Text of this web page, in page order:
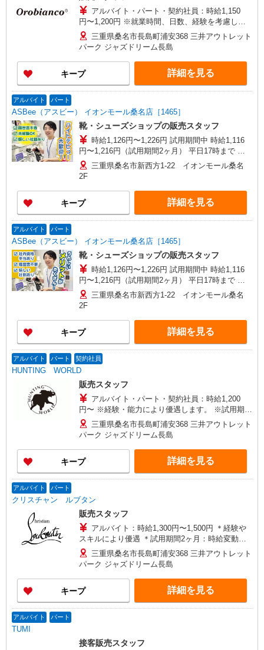
アルバイト・パート・契約社員：時給1,150
円〜1,200円 ※就業時間、日数、経験を考慮して
時給決定 ※随時昇給アリ ※交通費全額支給
三重県桑名市長島町浦安368 三井アウトレット
パーク ジャズドリーム長島
キープ 詳細を見る
アルバイト パート
ASBee（アスビー） イオンモール桑名店［1465］
靴・シューズショップの販売スタッフ
時給1,126円〜1,226円 試用期間中 時給1,116
円〜1,216円（試用期間2ヶ月） 平日17時まで 時
給1,126円 平日17〜20時まで 時給1,176円 平日20
時〜 時給1,176円 日・祝17時まで 時給1,226円
給1,226円 ※資格・経験による
三重県桑名市新西方1-22 イオンモール桑名
2F
キープ 詳細を見る
アルバイト パート
ASBee（アスビー） イオンモール桑名店［1465］
靴・シューズショップの販売スタッフ
時給1,126円〜1,226円 試用期間中 時給1,116
円〜1,216円（試用期間2ヶ月） 平日17時まで 時
給1,126円 平日17〜20時まで 時給1,176円 平日20
時〜 時給1,176円 日・祝17時まで 時給1,226円
給1,226円 ※資格・経験による
三重県桑名市新西方1-22 イオンモール桑名
2F
キープ 詳細を見る
アルバイト パート 契約社員
HUNTING WORLD
販売スタッフ
アルバイト・パート・契約社員：時給1,200
円〜 ※経験・能力により優遇します。 ※試用期間
（1ヶ月間）：時給1,200円〜
三重県桑名市長島町浦安368 三井アウトレット
パーク ジャズドリーム長島
キープ 詳細を見る
アルバイト パート
クリスチャン ルブタン
販売スタッフ
アルバイト：時給1,300円〜1,500円 ＊経験や
スキルにより優遇 ＊試用期間2ヶ月：時給変動な
し パートタイム：時給1,200円〜 ＊扶養内勤務、
時短勤務、学生の方など ＊研修期間2ヶ月：時給
変動なし
三重県桑名市長島町浦安368 三井アウトレット
パーク ジャズドリーム長島
キープ 詳細を見る
アルバイト パート
TUMI
接客販売スタッフ